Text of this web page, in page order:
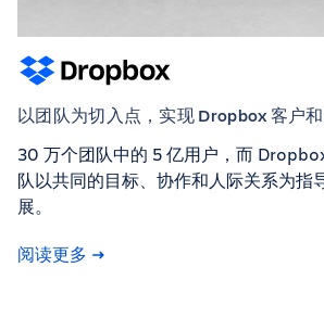
以团队为切入点，实现 Dropbox 客户和
30 万个团队中的 5 亿用户，而
队以共同的目标、协作和人际关系为指
展。
阅读更多